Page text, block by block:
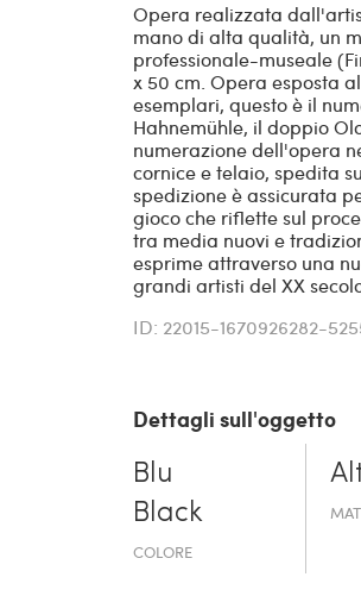
Opera realizzata
mano di alta qualità, un
professionale-museale
x 50 cm. Opera esposta
esemplari, questo è il
Hahnemühle, il doppio
numerazione dell'opera
cornice e telaio, spedita
spedizione è assicurata
gioco che riflette sul
tra media nuovi e
esprime attraverso una
grandi artisti del XX
ID: 22015-1670926282-
Dettagli sull'oggetto
Blu
Black
COLORE